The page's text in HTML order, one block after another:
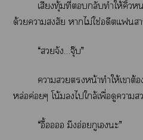
เสียงทุ้มที่กลับทำให้คิ้ว
ด้วยาสงสัย าไม่ใช่อดีตแ
“จัง…จุ๊บ”
าหน้าทำให้เาต้
หล่อค่อยๆ โน้มไใกล้เพื่อดูา
“อื้ออ มึงอ่อยกูเะ”